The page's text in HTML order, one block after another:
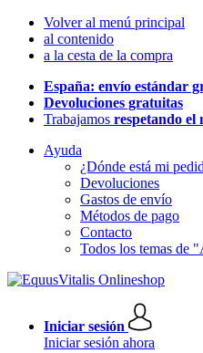
Volver al menú principal
al contenido
a la cesta de la compra
España: envío estándar
Devoluciones gratuitas
Trabajamos respetando el
Ayuda
¿Dónde está mi
Devoluciones
Gastos de envío
Métodos de pago
Contacto
Todos los temas de
Iniciar sesión
Iniciar sesión ahora